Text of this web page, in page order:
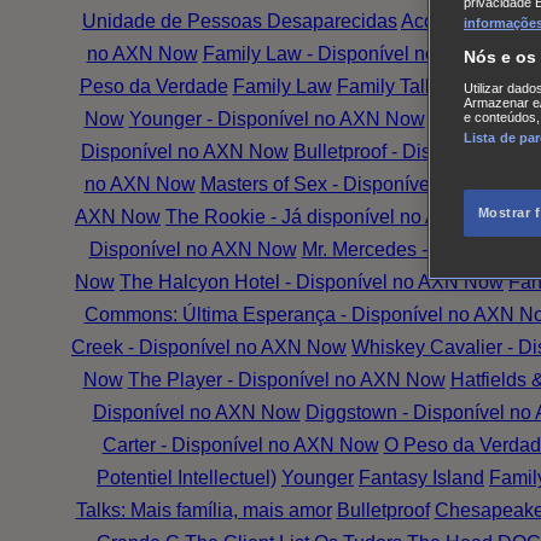
Unidade de Pessoas DesaparecidasAccused Battle
no AXN Now Family Law - Disponível no AXN Now
Peso da Verdade Family Law Family Talks: Mais
Now Younger - Disponível no AXN Now The Wrong
Disponível no AXN Now Bulletproof - Disponível no
no AXN Now Masters of Sex - Disponível no AXN Now
AXN Now The Rookie - Já disponível no AXN Now
Disponível no AXN Now Mr. Mercedes - Disponível
Now The Halcyon Hotel - Disponível no AXN Now
Commons: Última Esperança - Disponível no AXN
Creek - Disponível no AXN Now Whiskey Cavalier -
Now The Player - Disponível no AXN Now Hatfields
Disponível no AXN Now Diggstown - Disponível no
Carter - Disponível no AXN Now O Peso da
Potentiel Intellectuel) Younger Fantasy Island
Talks: Mais família, mais amor Bulletproof
Nós e
Utilizar
Armazenar
e
Lista de
Mostrar